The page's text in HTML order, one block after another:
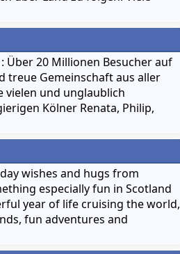
Über 20 Millionen Besucher auf
treue Gemeinschaft aus aller
vielen und unglaublich
Kölner Renata, Philip,
wishes and hugs from
especially fun in Scotland
year of life cruising the world,
fun adventures and